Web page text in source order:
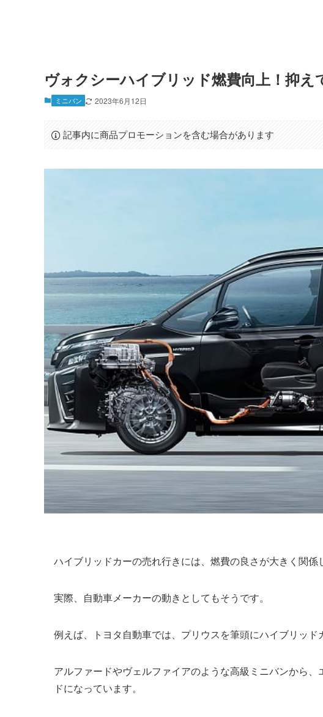
ヴォクシーハイブリッド燃費向上！抑
ミニバン 2023年6月12日
記事内に商品プロモーションを含む場合があります
ハイブリッドカーの売れ行きには、燃費の良さが大きく関係
実際、自動車メーカーの動きとしてもそうです。
例えば、トヨタ自動車では、プリウスを筆頭にハイブリッド
アルファードやヴェルファイアのような高級ミニバンから
ドになっています。